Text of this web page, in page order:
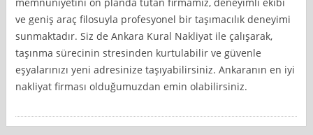
ve geniş araç filosuyla profesyonel bir taşımacılık deneyimi
sunmaktadır. Siz de Ankara Kural Nakliyat ile çalışarak,
taşınma sürecinin stresinden kurtulabilir ve güvenle
eşyalarınızı yeni adresinize taşıyabilirsiniz. Ankaranın en iyi
nakliyat firması olduğumuzdan emin olabilirsiniz.